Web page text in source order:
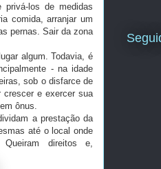
privá-los de medidas
comida, arranjar um
pernas. Sair da zona
algum. Todavia, é
- na idade
sob o disfarce de
crescer e exercer sua
ônus.
a prestação da
até o local onde
direitos e,